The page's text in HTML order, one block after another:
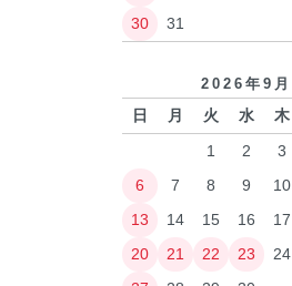
30
31
2026年9月
日 月 火 水 木
1
2 3
6
7 8 9 10
13
14 15 16 17
20
21 22 23 24